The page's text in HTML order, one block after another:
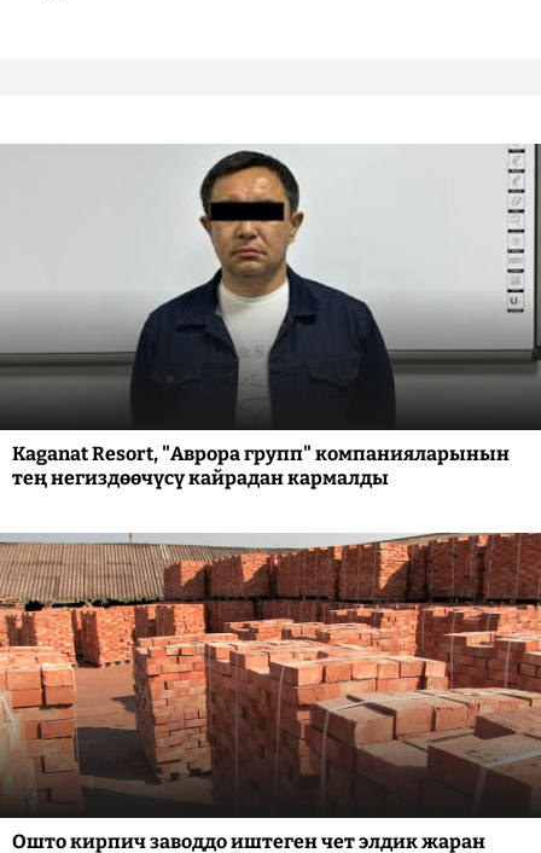
Kaganat Resort, "Аврора групп" компанияларынын
тең негиздөөчүсү кайрадан кармалды
Ошто кирпич заводдо иштеген чет элдик жаран